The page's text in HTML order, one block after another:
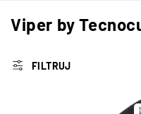
Viper by
FILTRUJ